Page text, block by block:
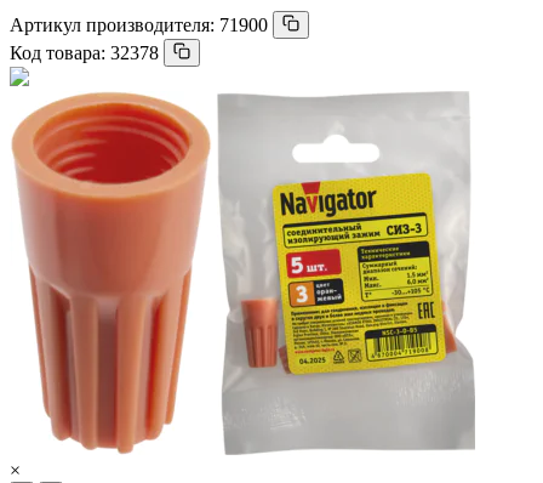
Артикул производителя: 71900
Код товара: 32378
×